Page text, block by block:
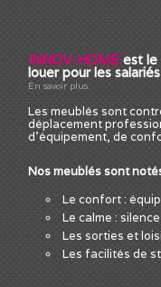
INNOV-HOME est le
louer pour les
En savoir plus.
Les meublés sont
déplacement
d'équipement, de
Nos meublés sont
Le confort :
Le calme :
Les sorties et
Les facilités de